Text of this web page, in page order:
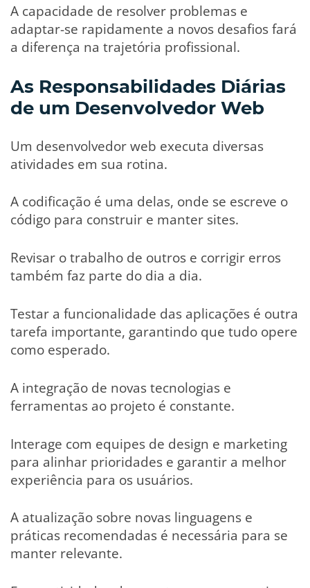
A capacidade de resolver problemas e
adaptar-se rapidamente a novos desafios fará
a diferença na trajetória profissional.
As Responsabilidades Diárias
de um Desenvolvedor Web
Um desenvolvedor web executa diversas
atividades em sua rotina.
A codificação é uma delas, onde se escreve o
código para construir e manter sites.
Revisar o trabalho de outros e corrigir erros
também faz parte do dia a dia.
Testar a funcionalidade das aplicações é outra
tarefa importante, garantindo que tudo opere
como esperado.
A integração de novas tecnologias e
ferramentas ao projeto é constante.
Interage com equipes de design e marketing
para alinhar prioridades e garantir a melhor
experiência para os usuários.
A atualização sobre novas linguagens e
práticas recomendadas é necessária para se
manter relevante.